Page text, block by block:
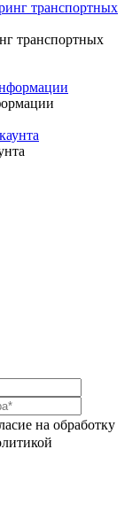
транспортных
на обработку